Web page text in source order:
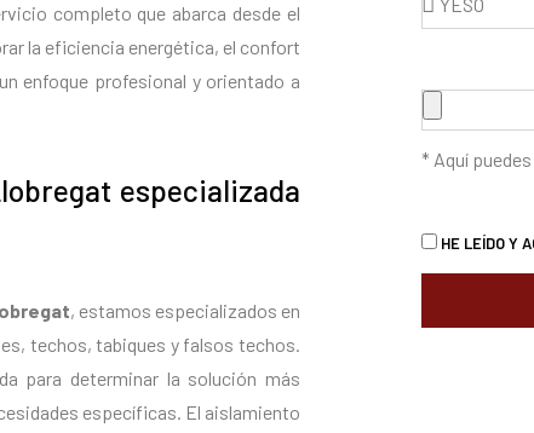
completo que abarca desde el
la eficiencia energética, el confort
enfoque profesional y orientado a
especializada
, estamos especializados en
techos, tabiques y falsos techos.
para determinar la solución más
específicas. El aislamiento
* Aquí
HE LEÍDO Y